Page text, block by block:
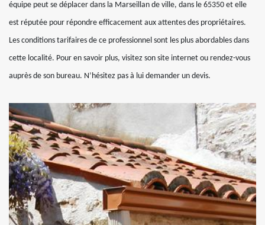
équipe peut se déplacer dans la Marseillan de ville, dans le 65350 et elle
est réputée pour répondre efficacement aux attentes des propriétaires.
Les conditions tarifaires de ce professionnel sont les plus abordables dans
cette localité. Pour en savoir plus, visitez son site internet ou rendez-vous
auprès de son bureau. N’hésitez pas à lui demander un devis.